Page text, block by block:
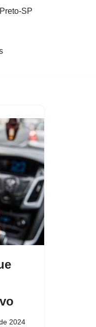
SP
2024